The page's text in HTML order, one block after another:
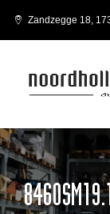
Zandzegge 18,